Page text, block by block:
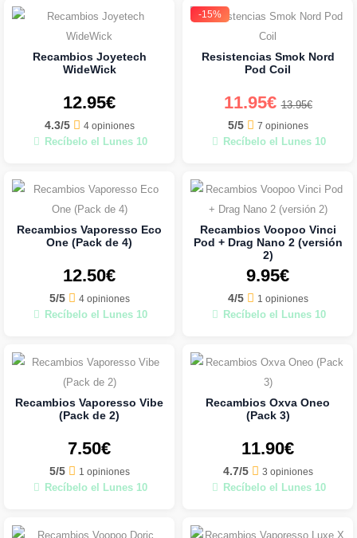
Recambios Joyetech
WideWick
12.95€
4.3/5 4 opiniones
Recíbelo el Lunes 10
-15%
Resistencias Smok Nord
Pod Coil
11.95€13.95€
5/5 7 opiniones
Recíbelo el Lunes 10
Recambios Vaporesso Eco
One (Pack de 4)
12.50€
5/5 4 opiniones
Recíbelo el Lunes 10
Recambios Voopoo Vinci
Pod + Drag Nano 2 (versión
2)
9.95€
4/5 1 opiniones
Recíbelo el Lunes 10
Recambios Vaporesso Vibe
(Pack de 2)
7.50€
5/5 1 opiniones
Recíbelo el Lunes 10
Recambios Oxva Oneo
(Pack 3)
11.90€
4.7/5 3 opiniones
Recíbelo el Lunes 10